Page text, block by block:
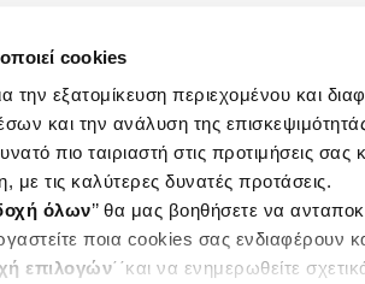
cookies
την εξατομίκευση περιεχομένου και
και την ανάλυση της
πιο ταιριαστή στις προτιμήσεις σας
με τις καλύτερες δυνατές προτάσεις.
όλων’’ θα μας βοηθήσετε να
ποια cookies σας ενδιαφέρουν
επιλογών΄΄και να ενημερωθείτε